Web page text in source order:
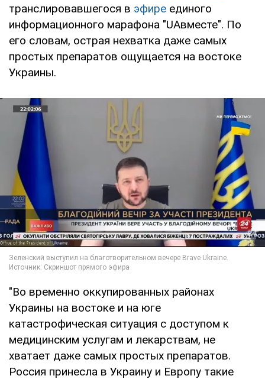
транслировавшегося в эфире единого
информационного марафона "UAвместе". По
его словам, острая нехватка даже самых
простых препаратов ощущается на востоке
Украины.
"Во временно оккупированных районах
Украины на востоке и на юге
катастрофическая ситуация с доступом к
медицинским услугам и лекарствам, не
хватает даже самых простых препаратов.
Россия принесла в Украину и Европу такие